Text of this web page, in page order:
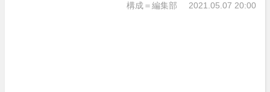
構成＝編集部 2021.05.07 20:00